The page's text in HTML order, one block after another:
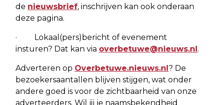
de nieuwsbrief, inschrijven kan ook onderaan
deze pagina.
· Lokaal(pers)bericht of evenement
insturen? Dat kan via overbetuwe@nieuws.nl.
Adverteren op Overbetuwe.nieuws.nl? De
bezoekersaantallen blijven stijgen, wat onder
andere goed is voor de zichtbaarheid van onze
adverteerders. Wil jij je naamsbekendheid